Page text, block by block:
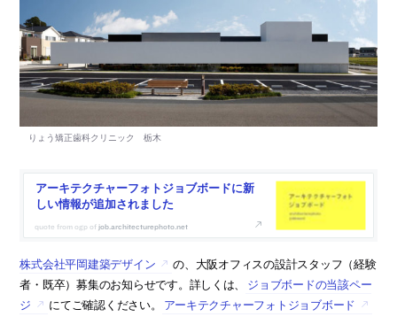
アーキテクチャーフォトジョブボードに新
しい情報が追加されました
job.architecturephoto.net
株式会社平岡建築デザイン
の、大阪オフィスの設計スタッフ（経験
者・既卒）募集のお知らせです。詳しくは、
ジョブボードの当該ペー
ジ
にてご確認ください。
アーキテクチャーフォトジョブボード